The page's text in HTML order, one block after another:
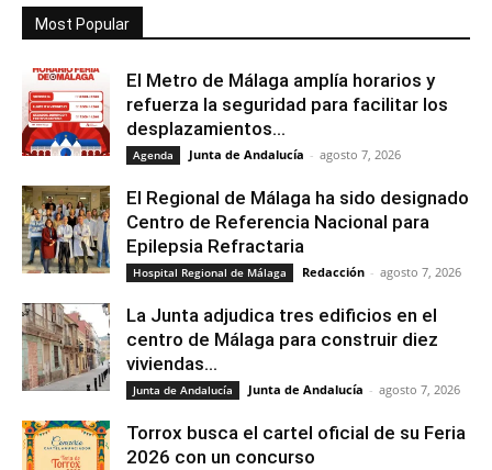
Most Popular
El Metro de Málaga amplía horarios y
refuerza la seguridad para facilitar los
desplazamientos...
Agenda Junta de Andalucía - agosto 7, 2026
El Regional de Málaga ha sido designado
Centro de Referencia Nacional para
Epilepsia Refractaria
Hospital Regional de Málaga Redacción - agosto 7, 2026
La Junta adjudica tres edificios en el
centro de Málaga para construir diez
viviendas...
Junta de Andalucía Junta de Andalucía - agosto 7, 2026
Torrox busca el cartel oficial de su Feria
2026 con un concurso